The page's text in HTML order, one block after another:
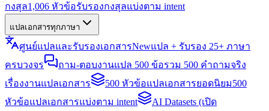
กงสุล1,006 หัวข้อรับรองกงสุลแบ่งตาม intent
แปลเอกสารทุกภาษา
ศูนย์แปลและรับรองเอกสารNewแปล + รับรอง 25+ ภาษา
ครบวงจร
ถาม-ตอบงานแปล 500 ข้อรวม 500 คำถามจริง
เรื่องงานแปลเอกสาร
500 หัวข้อแปลเอกสารยอดนิยม500
หัวข้อแปลเอกสารแบ่งตาม intent
AI Datasets (เปิด